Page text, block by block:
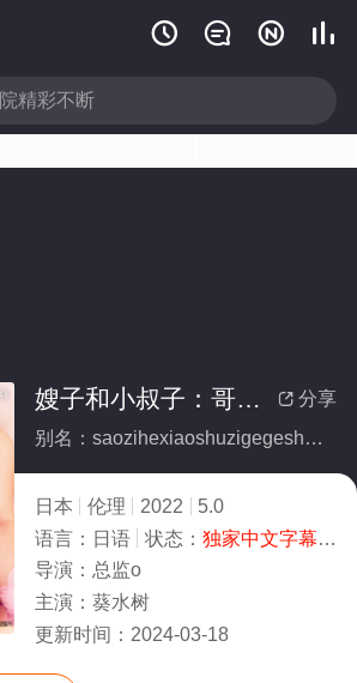
   
 分享
嫂子和小叔子：哥哥睡着的话
别名：saozihexiaoshuzigegeshuizhuodehua
日本 伦理 2022
5.0
语言： 日语 状态： 独家中文字幕/高清
导演： 总监o
主演： 葵水树
更新时间： 2024-03-18